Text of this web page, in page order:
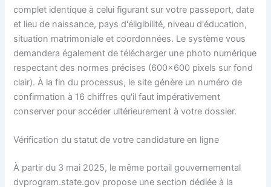
complet identique à celui figurant sur votre passeport, date
et lieu de naissance, pays d'éligibilité, niveau d'éducation,
situation matrimoniale et coordonnées. Le système vous
demandera également de télécharger une photo numérique
respectant des normes précises (600×600 pixels sur fond
clair). À la fin du processus, le site génère un numéro de
confirmation à 16 chiffres qu'il faut impérativement
conserver pour accéder ultérieurement à votre dossier.
Vérification du statut de votre candidature en ligne
À partir du 3 mai 2025, le même portail gouvernemental
dvprogram.state.gov propose une section dédiée à la